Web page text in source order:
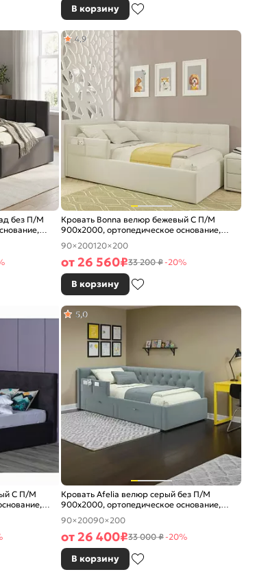
В корзину
без П/М
Кровать Bonna велюр бежевый С П/М
900x2000, ортопедическое основание,
4,9
90×200120×200
от 26 560₽33 200 ₽-20%
В корзину
С П/М
Кровать Afelia велюр серый без П/М
900x2000, ортопедическое основание,
изголовье мягкое
5,0
90×20090×200
от 26 400₽33 000 ₽-20%
В корзину